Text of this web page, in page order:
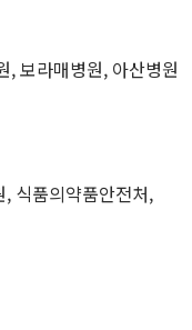
, 보라매병원, 아산병원
식품의약품안전처,